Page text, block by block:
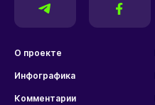
О проекте
Инфографика
Комментарии